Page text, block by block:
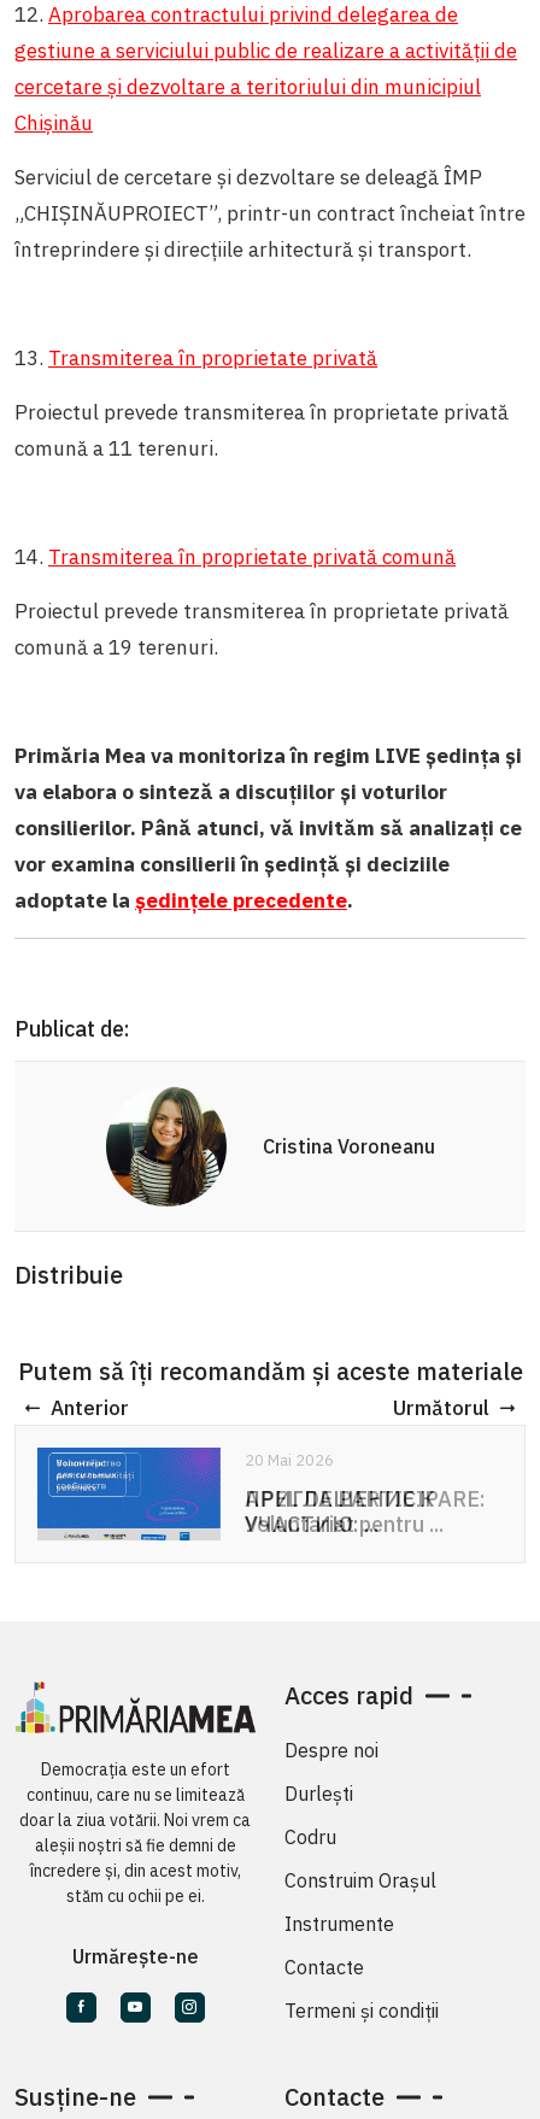
12. Aprobarea contractului privind delegarea de
gestiune a serviciului public de realizare a activității de
cercetare și dezvoltare a teritoriului din municipiul
Chișinău
Serviciul de cercetare și dezvoltare se deleagă ÎMP
„CHIȘINĂUPROIECT”, printr-un contract încheiat între
întreprindere și direcțiile arhitectură și transport.
13. Transmiterea în proprietate privată
Proiectul prevede transmiterea în proprietate privată
comună a 11 terenuri.
14. Transmiterea în proprietate privată comună
Proiectul prevede transmiterea în proprietate privată
comună a 19 terenuri.
Primăria Mea va monitoriza în regim LIVE ședința și
va elabora o sinteză a discuțiilor și voturilor
consilierilor. Până atunci, vă invităm să analizați ce
vor examina consilierii în ședință și deciziile
adoptate la ședințele precedente.
Publicat de:
Cristina Voroneanu
Distribuie
Putem să îți recomandăm și aceste materiale
Anterior Următorul
20 Mai 2026
ПРИГЛАШЕНИЕ К
УЧАСТИЮ: ...
20 Mai 2026
APEL DE PARTICIPARE:
Voluntariat pentru ...
Democrația este un efort
continuu, care nu se limitează
doar la ziua votării. Noi vrem ca
aleșii noștri să fie demni de
încredere și, din acest motiv,
stăm cu ochii pe ei.
Urmărește-ne
Acces rapid
Despre noi
Durlești
Codru
Construim Orașul
Instrumente
Contacte
Termeni și condiții
Susține-ne Contacte